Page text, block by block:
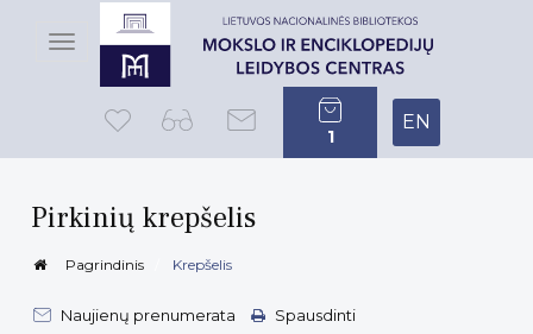
Toggle
navigation
1
EN
Pirkinių krepšelis
Pagrindinis Krepšelis
Naujienų prenumerata Spausdinti